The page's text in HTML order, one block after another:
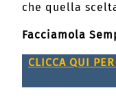
che quella
Facciamola
CLICCA QUI